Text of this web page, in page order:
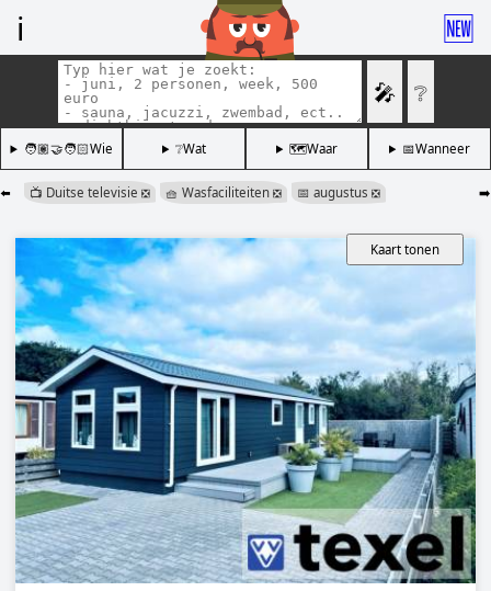
ℹ️ 🆕
🎤 ❔
🧑🏽‍🤝‍🧑🏻Wie ❔Wat 🗺️Waar 📅Wanneer
⬅️ ➡️
📺 Duitse televisie ❎ 🧺 Wasfaciliteiten ❎ 📅 augustus ❎
Kaart tonen